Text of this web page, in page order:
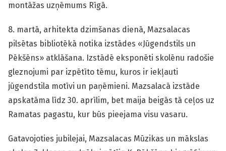
montāžas uzņēmums Rīgā.
8. martā, arhitekta dzimšanas dienā, Mazsalacas
pilsētas bibliotēkā notika izstādes «Jūgendstils un
Pēkšēns» atklāšana. Izstādē eksponēti skolēnu radošie
gleznojumi par izpētīto tēmu, kuros ir iekļauti
jūgendstila motīvi un paņēmieni. Mazsalacā izstāde
apskatāma līdz 30. aprīlim, bet maija beigās tā ceļos uz
Ramatas pagastu, kur būs pieejama visu vasaru.
Gatavojoties jubilejai, Mazsalacas Mūzikas un mākslas